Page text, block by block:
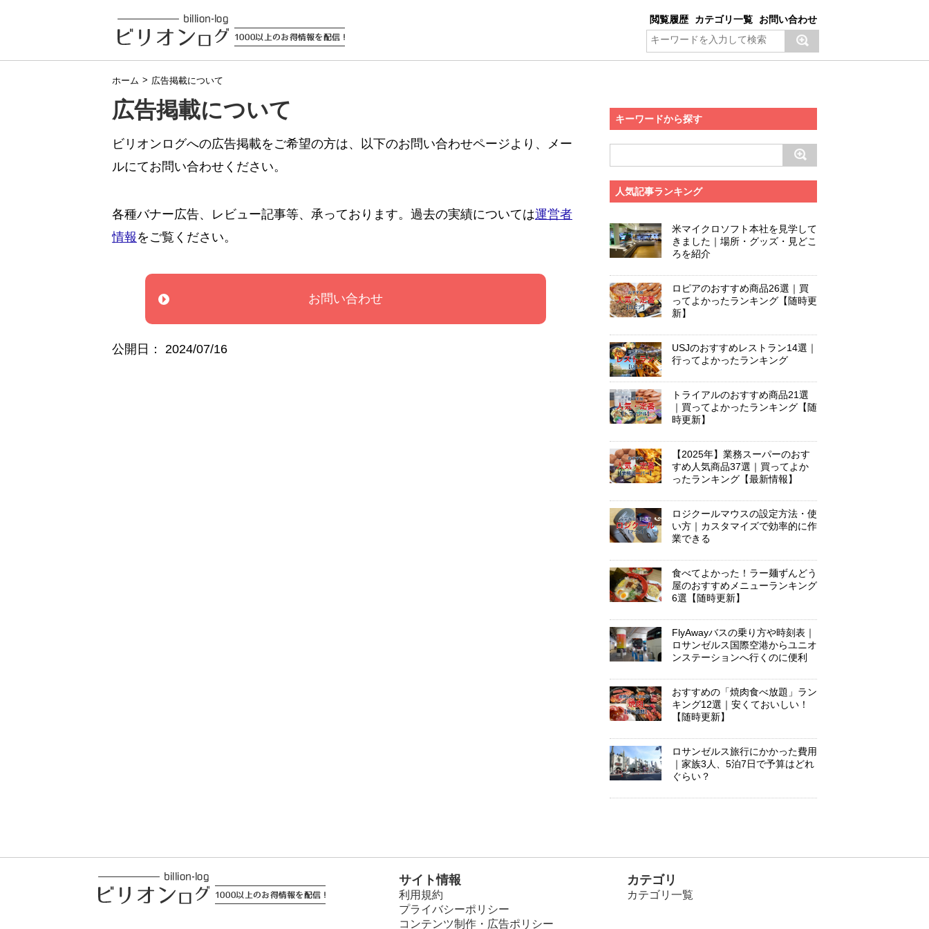
閲覧履歴 カテゴリ一覧 お問い合わせ
ホーム > 広告掲載について
広告掲載について
ビリオンログへの広告掲載をご希望の方は、以下のお問い合わせページより、メー
ルにてお問い合わせください。
各種バナー広告、レビュー記事等、承っております。過去の実績については運営者
情報 をご覧ください。
お問い合わせ
公開日： 2024/07/16
キーワードから探す
人気記事ランキング
米マイクロソフト本社を見学して
きました｜場所・グッズ・見どこ
ろを紹介
ロピアのおすすめ商品26選｜買
ってよかったランキング【随時更
新】
USJのおすすめレストラン14選｜
行ってよかったランキング
トライアルのおすすめ商品21選
｜買ってよかったランキング【随
時更新】
【2025年】業務スーパーのおす
すめ人気商品37選｜買ってよか
ったランキング【最新情報】
ロジクールマウスの設定方法・使
い方｜カスタマイズで効率的に作
業できる
食べてよかった！ラー麺ずんどう
屋のおすすめメニューランキング
6選【随時更新】
FlyAwayバスの乗り方や時刻表｜
ロサンゼルス国際空港からユニオ
ンステーションへ行くのに便利
おすすめの「焼肉食べ放題」ラン
キング12選｜安くておいしい！
【随時更新】
ロサンゼルス旅行にかかった費用
｜家族3人、5泊7日で予算はどれ
ぐらい？
サイト情報
利用規約
プライバシーポリシー
コンテンツ制作・広告ポリシー
カテゴリ
カテゴリ一覧